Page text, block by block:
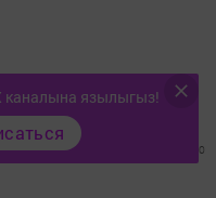
сайт
0
язылыгыз!